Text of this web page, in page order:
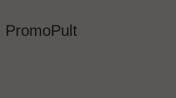
PromoPult